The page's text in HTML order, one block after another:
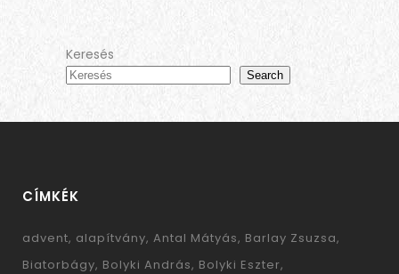
Keresés
Search
CÍMKÉK
advent alapítvány Antal Mátyás Barlay Zsuzsa
Biatorbágy Bolyki András Bolyki Eszter